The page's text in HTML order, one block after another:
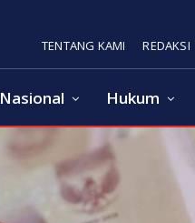
TENTANG KAMI REDAKSI
Nasional Hukum